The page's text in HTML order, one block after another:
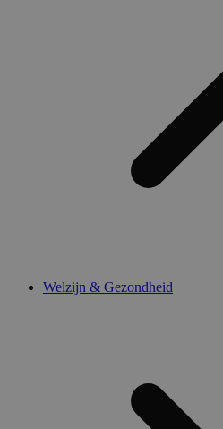
Welzijn & Gezondheid